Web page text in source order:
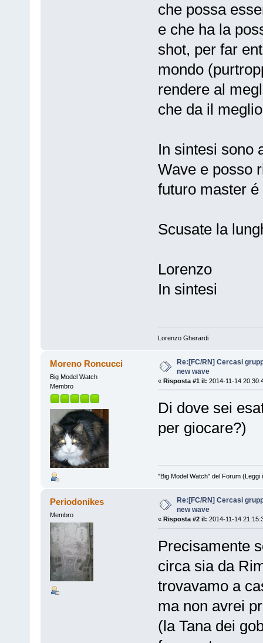
che possa
e che ha la
shot, per far
mondo
rendere al
che da il
In sintesi sono
Wave e posso
futuro master
Scusate la
Lorenzo
In sintesi
Lorenzo Gherardi
Moreno Roncucci
Big Model Watch
Membro
Re:[FC/RN] Cercasi
new wave
« Risposta #1 il: 2014-11-14
Di dove sei
per giocare?)
"Big Model Watch" del Forum
Periodonikes
Membro
Re:[FC/RN] Cercasi
new wave
« Risposta #2 il: 2014-11-14
Precisamente
circa sia da
trovavamo a
ma non avrei
(la Tana dei